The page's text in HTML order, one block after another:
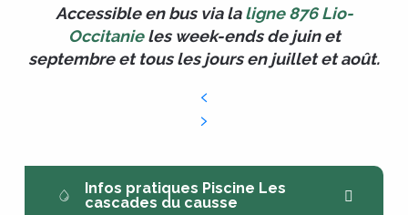
Accessible en bus via laligne 876 Lio-
Occitanieles week-ends de juin et
septembre et tous les jours en juillet et août.
Infos pratiques Piscine Les
cascades du causse